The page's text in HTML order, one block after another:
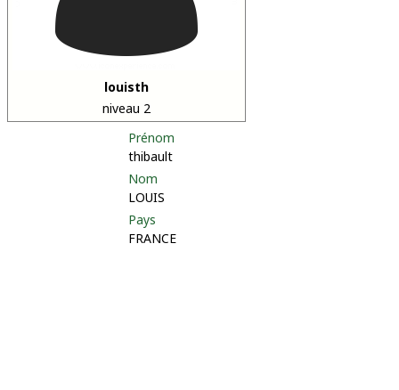
louisth
niveau 2
Prénom
thibault
Nom
LOUIS
Pays
FRANCE